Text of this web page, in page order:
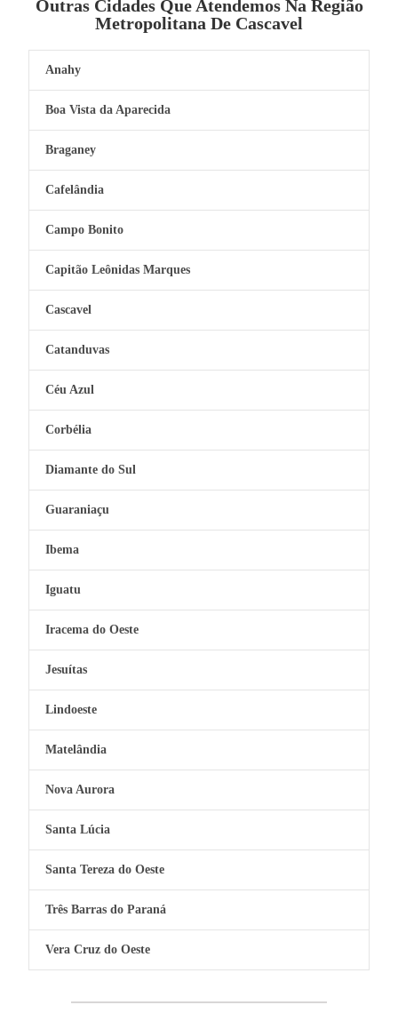
Outras Cidades Que Atendemos Na Região
Metropolitana De Cascavel
Anahy
Boa Vista da Aparecida
Braganey
Cafelândia
Campo Bonito
Capitão Leônidas Marques
Cascavel
Catanduvas
Céu Azul
Corbélia
Diamante do Sul
Guaraniaçu
Ibema
Iguatu
Iracema do Oeste
Jesuítas
Lindoeste
Matelândia
Nova Aurora
Santa Lúcia
Santa Tereza do Oeste
Três Barras do Paraná
Vera Cruz do Oeste